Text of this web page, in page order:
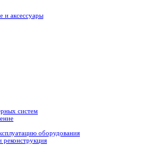
и аксессуары
систем
оборудования